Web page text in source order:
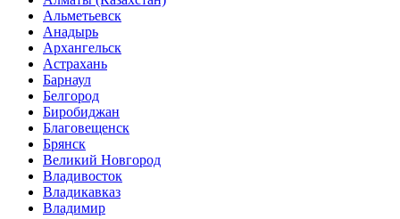
Альметьевск
Анадырь
Архангельск
Астрахань
Барнаул
Белгород
Биробиджан
Благовещенск
Брянск
Великий Новгород
Владивосток
Владикавказ
Владимир